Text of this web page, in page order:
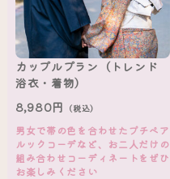
カップルプラン（トレンド
浴衣・着物）
8,980円 （税込）
男女で帯の色を合わせたプチペア
ルックコーデなど、お二人だけの
組み合わせコーディネートをぜひ
お楽しみください